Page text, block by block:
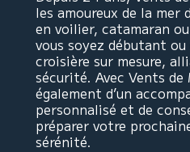
les amoureux de la mer
en voilier, catamaran
vous soyez débutant
croisière sur mesure,
sécurité. Avec Vents
également d’un
personnalisé et de
préparer votre
sérénité.